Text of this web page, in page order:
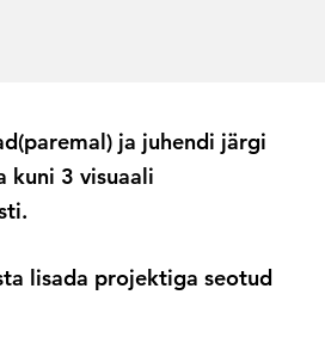
ja juhendi järgi
kuni 3 visuaali
lisada projektiga seotud